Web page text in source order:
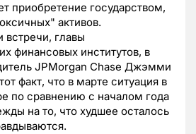
приобретение государством,
активов.
встречи, главы
финансовых институтов, в
JPMorgan Chase Джэмми
факт, что в марте ситуация в
по сравнению с началом года
на то, что худшее осталось